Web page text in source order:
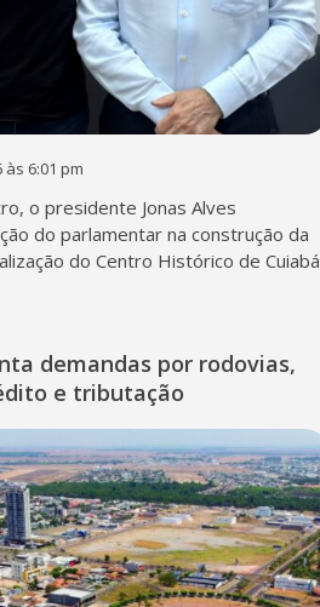
6:01 pm
o presidente Jonas Alves
do parlamentar na construção da
do Centro Histórico de Cuiabá
demandas por rodovias,
e tributação